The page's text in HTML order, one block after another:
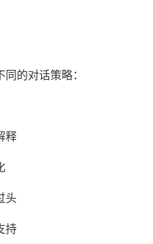
的对话策略：
释
头
持